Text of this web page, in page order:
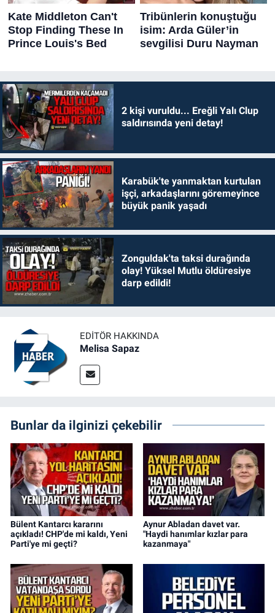
2 kişi vuruldu... Ereğli Yalı Clup
saldırısında yeni detay!
Karabük'te yanmaktan kurtulan
işçi, arkadaşlarını göremeyince
büyük panik yaşadı
Zonguldak'ta taksi durağında
olay! Yüksel Mutlu öldüresiye
darp edildi!
EDITÖR HAKKINDA
Melisa Sapaz
Bunlar da ilginizi çekebilir
Bülent Kantarcı kararını
açıkladı! CHP'de mi kaldı, Yeni
Parti'ye mi geçti?
Aynur Abladan davet var.
"Haydi hanımlar kızlar para
kazanmaya"